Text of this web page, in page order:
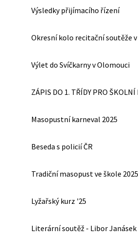
Výsledky přijímacího řízení
Okresní kolo recitační soutěže
Výlet do Svíčkarny v Olomouci
ZÁPIS DO 1. TŘÍDY PRO
Masopustní karneval 2025
Beseda s policií ČR
Tradiční masopust ve škole 2025
Lyžařský kurz '25
Literární soutěž - Libor Janásek